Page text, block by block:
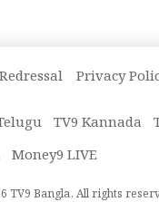
Privacy
TV9 Kannada
Money9 LIVE
TV9 Bangla. All rights